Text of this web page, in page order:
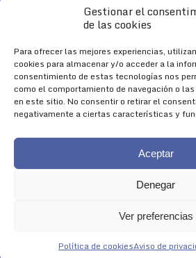
Gestionar el
de las cookies
Para ofrecer las mejores experiencias,
cookies para almacenar y/o acceder a la
consentimiento de estas tecnologías nos
como el comportamiento de navegación o
en este sitio. No consentir o retirar el
negativamente a ciertas características y
Aceptar
Denegar
Ver preferencias
Política de cookiesAviso de
TREK
SÍGUENOS
Encuéntranos en:
Facebook
page
YouTube
page
Instagram
page
Aviso Legal|